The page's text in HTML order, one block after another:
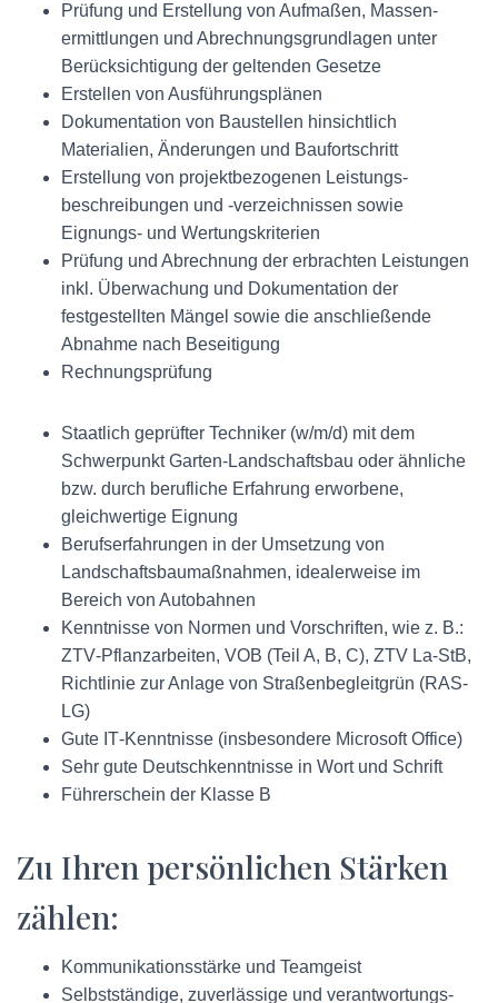
Prüfung und Erstellung von Aufmaßen, Massen­
ermittlungen und Abrechnungs­grundlagen unter
Berück­sichtigung der geltenden Gesetze
Erstellen von Ausführungs­plänen
Dokumentation von Baustellen hinsichtlich
Materialien, Änderungen und Baufortschritt
Erstellung von projekt­bezogenen Leistungs­
beschreibungen und ‑verzeichnissen sowie
Eignungs- und Wertungs­kriterien
Prüfung und Abrechnung der erbrachten Leistungen
inkl. Überwachung und Dokumentation der
festgestellten Mängel sowie die anschließende
Abnahme nach Beseitigung
Rechnungs­prüfung
Staatlich geprüfter Techniker (w/m/d) mit dem
Schwerpunkt Garten-Landschaftsbau oder ähnliche
bzw. durch berufliche Erfahrung erworbene,
gleichwertige Eignung
Berufs­erfahrungen in der Umsetzung von
Landschafts­baumaßnahmen, idealerweise im
Bereich von Autobahnen
Kenntnisse von Normen und Vorschriften, wie z. B.:
ZTV‑Pflanzarbeiten, VOB (Teil A, B, C), ZTV La-StB,
Richtlinie zur Anlage von Straßen­begleitgrün (RAS-
LG)
Gute IT‑Kenntnisse (insbesondere Microsoft Office)
Sehr gute Deutschkenntnisse in Wort und Schrift
Führerschein der Klasse B
Zu Ihren persönlichen Stärken
zählen:
Kommunikations­stärke und Teamgeist
Selbstständige, zuverlässige und verantwortungs­